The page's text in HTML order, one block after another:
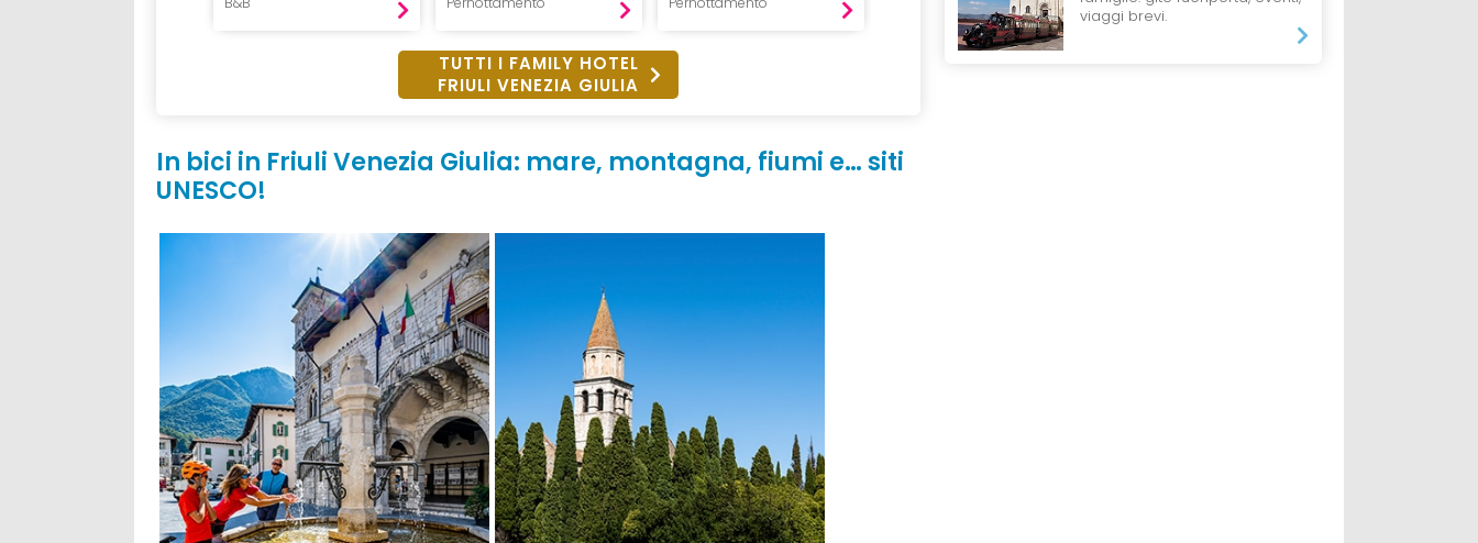
TUTTI I FAMILY HOTEL
FRIULI VENEZIA GIULIA
In bici in Friuli Venezia Giulia: mare, montagna, fiumi e… siti
UNESCO!
viaggi brevi.